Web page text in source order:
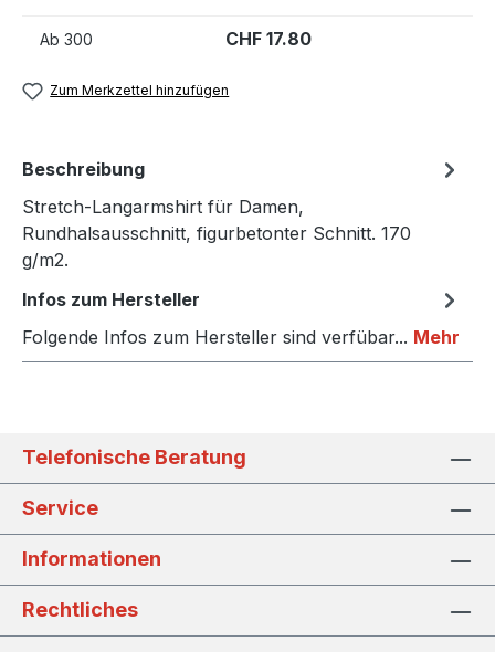
Ab 300 CHF 17.80
Zum Merkzettel hinzufügen
Beschreibung
Stretch-Langarmshirt für Damen,
Rundhalsausschnitt, figurbetonter Schnitt. 170
g/m2.
Infos zum Hersteller
Folgende Infos zum Hersteller sind verfübar... Mehr
Telefonische Beratung
Service
Informationen
Rechtliches